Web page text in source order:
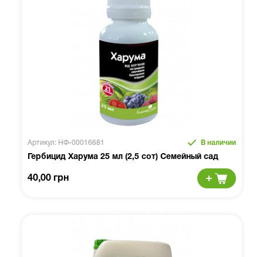
Артикул: НФ-00016681 В наличии
Гербицид Харума 25 мл (2,5 сот) Семейный сад
40,00 грн